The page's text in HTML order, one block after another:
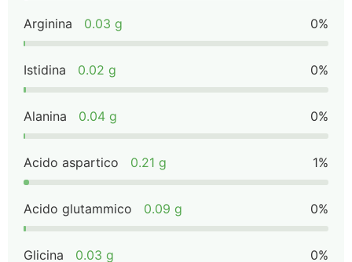
Arginina 0.03 g 0%
Istidina 0.02 g 0%
Alanina 0.04 g 0%
Acido aspartico 0.21 g 1%
Acido glutammico 0.09 g 0%
Glicina 0.03 g 0%